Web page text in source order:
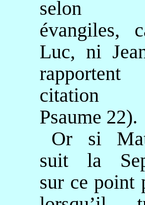
selon
évangiles,
Luc, ni
rapportent
Psaume 22).
Or si
suit la
sur ce point